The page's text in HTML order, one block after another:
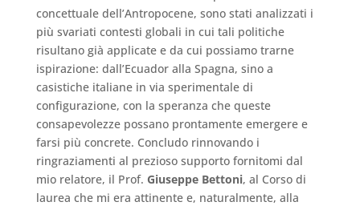
concettuale dell’Antropocene, sono stati analizzati i
più svariati contesti globali in cui tali politiche
risultano già applicate e da cui possiamo trarne
ispirazione: dall’Ecuador alla Spagna, sino a
casistiche italiane in via sperimentale di
configurazione, con la speranza che queste
consapevolezze possano prontamente emergere e
farsi più concrete. Concludo rinnovando i
ringraziamenti al prezioso supporto fornitomi dal
mio relatore, il Prof. Giuseppe Bettoni, al Corso di
laurea che mi era attinente e, naturalmente, alla